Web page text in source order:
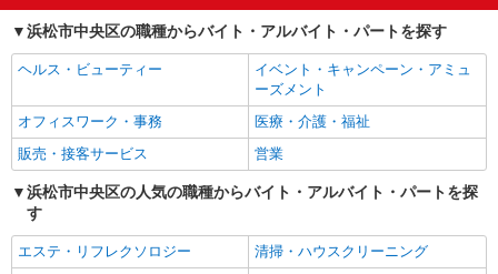
社会保険あり
浜松市中央区の職種からバイト・アルバイト・パートを探す
ヘルス・ビューティー
イベント・キャンペーン・アミュ
ーズメント
オフィスワーク・事務
医療・介護・福祉
販売・接客サービス
営業
浜松市中央区の人気の職種からバイト・アルバイト・パートを探
す
エステ・リフレクソロジー
清掃・ハウスクリーニング